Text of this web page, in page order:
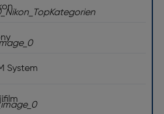
System